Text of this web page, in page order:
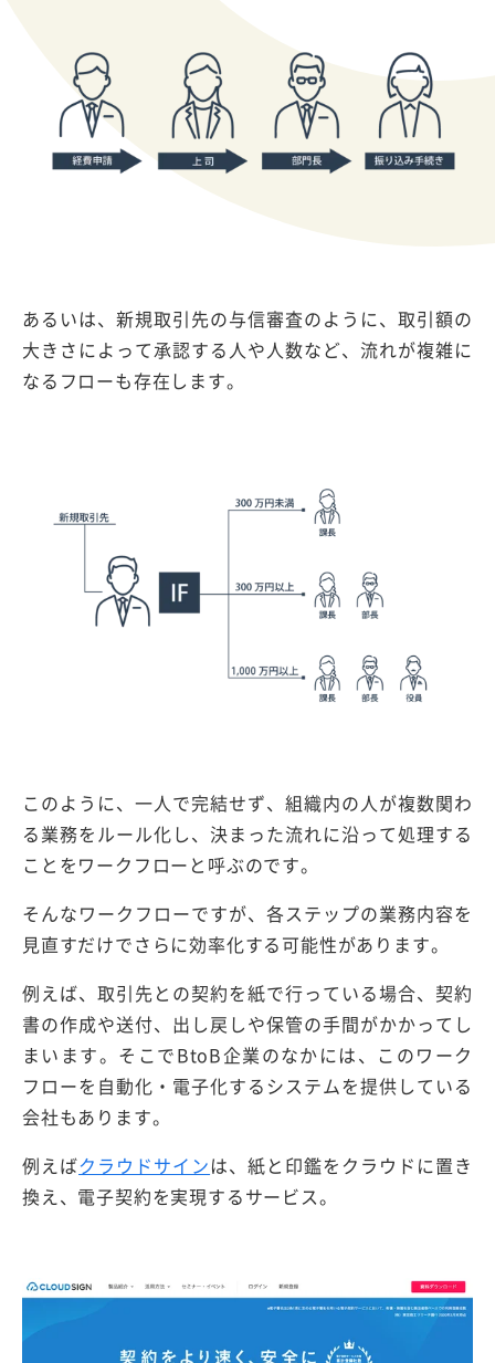
あるいは、新規取引先の与信審査のように、取引額の
大きさによって承認する人や人数など、流れが複雑に
なるフローも存在します。
このように、一人で完結せず、組織内の人が複数関わ
る業務をルール化し、決まった流れに沿って処理する
ことをワークフローと呼ぶのです。
そんなワークフローですが、各ステップの業務内容を
見直すだけでさらに効率化する可能性があります。
例えば、取引先との契約を紙で行っている場合、契約
書の作成や送付、出し戻しや保管の手間がかかってし
まいます。そこでBtoB企業のなかには、このワーク
フローを自動化・電子化するシステムを提供している
会社もあります。
例えばクラウドサインは、紙と印鑑をクラウドに置き
換え、電子契約を実現するサービス。